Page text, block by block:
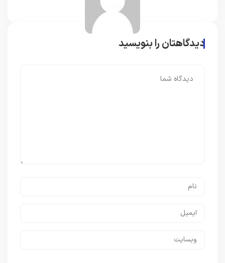
دیدگاهتان را بنویسید